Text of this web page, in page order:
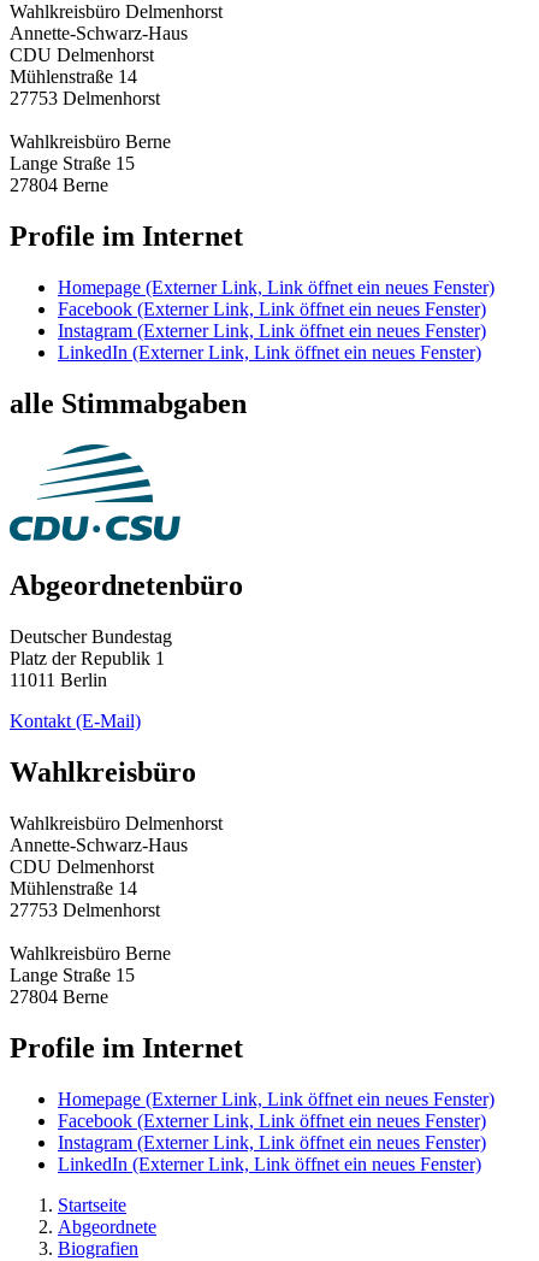
Wahlkreisbüro Delmenhorst
Annette-Schwarz-Haus
CDU Delmenhorst
Mühlenstraße 14
27753 Delmenhorst
Wahlkreisbüro Berne
Lange Straße 15
27804 Berne
Profile im Internet
Homepage (Externer Link, Link öffnet ein neues Fenster)
Facebook (Externer Link, Link öffnet ein neues Fenster)
Instagram (Externer Link, Link öffnet ein neues Fenster)
LinkedIn (Externer Link, Link öffnet ein neues Fenster)
alle Stimmabgaben
Abgeordnetenbüro
Deutscher Bundestag
Platz der Republik 1
11011 Berlin
Kontakt (E-Mail)
Wahlkreisbüro
Wahlkreisbüro Delmenhorst
Annette-Schwarz-Haus
CDU Delmenhorst
Mühlenstraße 14
27753 Delmenhorst
Wahlkreisbüro Berne
Lange Straße 15
27804 Berne
Profile im Internet
Homepage (Externer Link, Link öffnet ein neues Fenster)
Facebook (Externer Link, Link öffnet ein neues Fenster)
Instagram (Externer Link, Link öffnet ein neues Fenster)
LinkedIn (Externer Link, Link öffnet ein neues Fenster)
Startseite
Abgeordnete
Biografien